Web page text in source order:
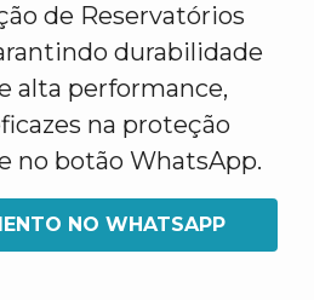
de Reservatórios
durabilidade
alta performance,
na proteção
no botão WhatsApp.
NO WHATSAPP